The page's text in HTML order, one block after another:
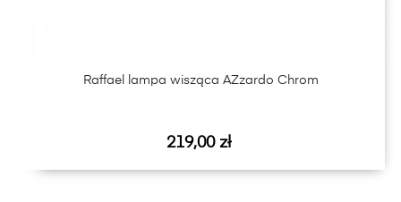
Raffael lampa wisząca AZzardo Chrom
Cena
219,00 zł